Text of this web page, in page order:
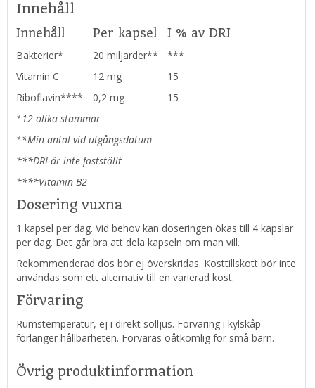
Innehåll
Innehåll Per kapsel I % av DRI
Bakterier* 20 miljarder**
***
Vitamin C
12 mg
15
Riboflavin****
0,2 mg
15
*12 olika stammar
**Min antal vid utgångsdatum
***DRI är inte fastställt
****Vitamin B2
Dosering vuxna
1 kapsel per dag. Vid behov kan doseringen ökas till 4 kapslar
per dag. Det går bra att dela kapseln om man vill.
Rekommenderad dos bör ej överskridas. Kosttillskott bör inte
användas som ett alternativ till en varierad kost.
Förvaring
Rumstemperatur, ej i direkt solljus. Förvaring i kylskåp
förlänger hållbarheten. Förvaras oåtkomlig för små barn.
Övrig produktinformation